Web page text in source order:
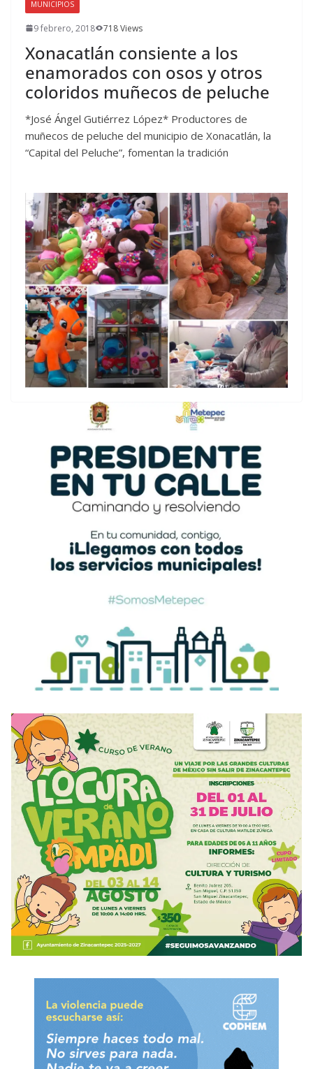
MUNICIPIOS
9 febrero, 2018 718 Views
Xonacatlán consiente a los
enamorados con osos y otros
coloridos muñecos de peluche
*José Ángel Gutiérrez López* Productores de
muñecos de peluche del municipio de Xonacatlán, la
“Capital del Peluche”, fomentan la tradición